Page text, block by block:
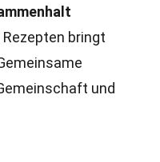
bringt
und